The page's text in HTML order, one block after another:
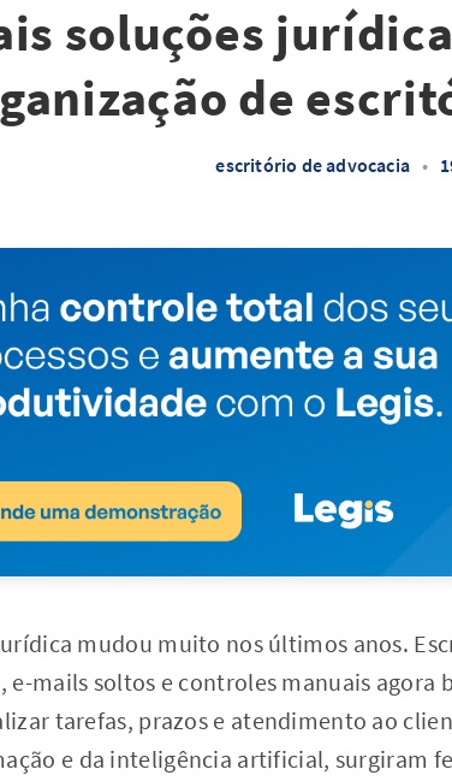
soluções
de
escritório de advocacia •
mudou muito nos últimos anos.
e-mails soltos e controles manuais agora
tarefas, prazos e atendimento ao
e da inteligência artificial, surgiram